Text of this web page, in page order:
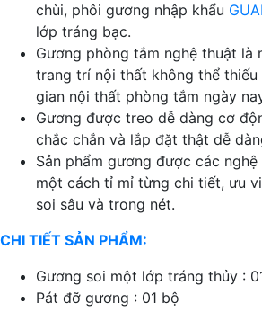
chùi, phôi gương nhập khẩu
lớp tráng bạc.
Gương phòng tắm nghệ thuật là
trang trí nội thất không thể
gian nội thất phòng tắm ngày
Gương được treo dễ dàng cơ
chắc chắn và lắp đặt thật dễ
Sản phẩm gương được các nghệ
một cách tỉ mỉ từng chi tiết, ưu
soi sâu và trong nét.
CHI TIẾT SẢN PHẨM:
Gương soi một lớp tráng thủy :
Pát đỡ gương : 01 bộ